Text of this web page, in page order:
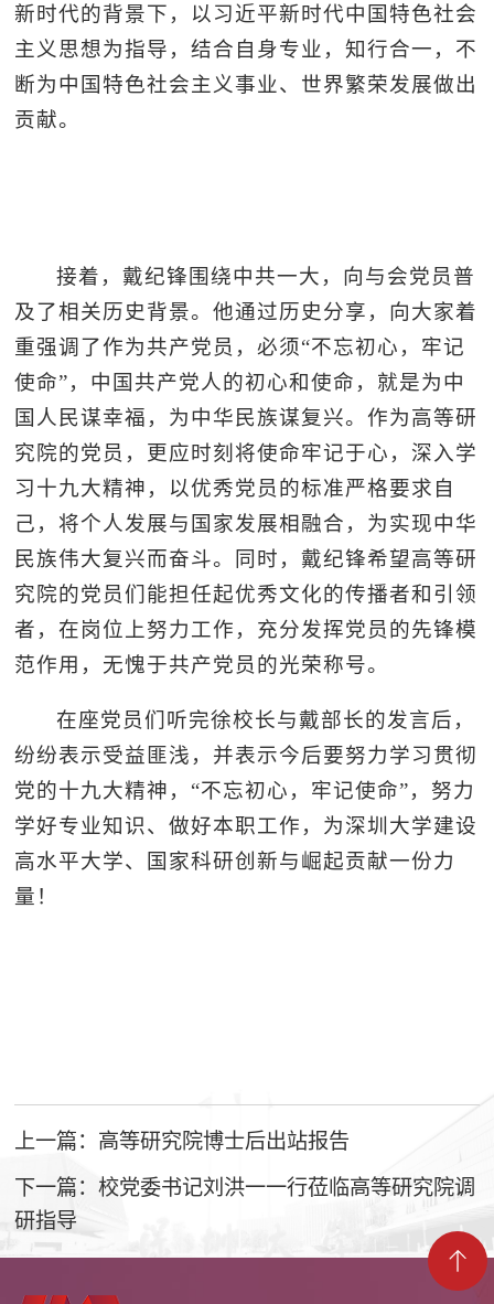
新时代的背景下，以习近平新时代中国特色社会
主义思想为指导，结合自身专业，知行合一，不
断为中国特色社会主义事业、世界繁荣发展做出
贡献。
接着，戴纪锋围绕中共一大，向与会党员普
及了相关历史背景。他通过历史分享，向大家着
重强调了作为共产党员，必须“不忘初心，牢记
使命”，中国共产党人的初心和使命，就是为中
国人民谋幸福，为中华民族谋复兴。作为高等研
究院的党员，更应时刻将使命牢记于心，深入学
习十九大精神，以优秀党员的标准严格要求自
己，将个人发展与国家发展相融合，为实现中华
民族伟大复兴而奋斗。同时，戴纪锋希望高等研
究院的党员们能担任起优秀文化的传播者和引领
者，在岗位上努力工作，充分发挥党员的先锋模
范作用，无愧于共产党员的光荣称号。
在座党员们听完徐校长与戴部长的发言后，
纷纷表示受益匪浅，并表示今后要努力学习贯彻
党的十九大精神，“不忘初心，牢记使命”，努力
学好专业知识、做好本职工作，为深圳大学建设
高水平大学、国家科研创新与崛起贡献一份力
量！
上一篇：高等研究院博士后出站报告
下一篇：校党委书记刘洪一一行莅临高等研究院调
研指导